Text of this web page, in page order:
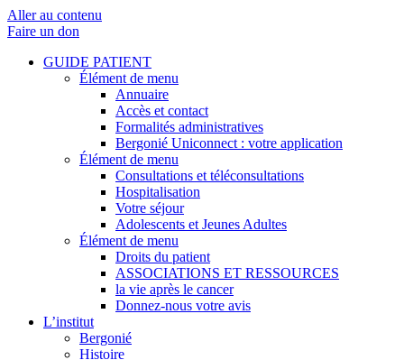
Aller au contenu
Faire un don
GUIDE PATIENT
Élément de menu
Annuaire
Accès et contact
Formalités administratives
Bergonié Uniconnect : votre application
Élément de menu
Consultations et téléconsultations
Hospitalisation
Votre séjour
Adolescents et Jeunes Adultes
Élément de menu
Droits du patient
ASSOCIATIONS ET RESSOURCES
la vie après le cancer
Donnez-nous votre avis
L’institut
Bergonié
Histoire